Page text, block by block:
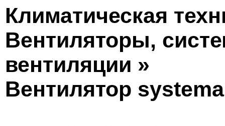
Климатическая
Вентиляторы,
вентиляции »
Вентилятор